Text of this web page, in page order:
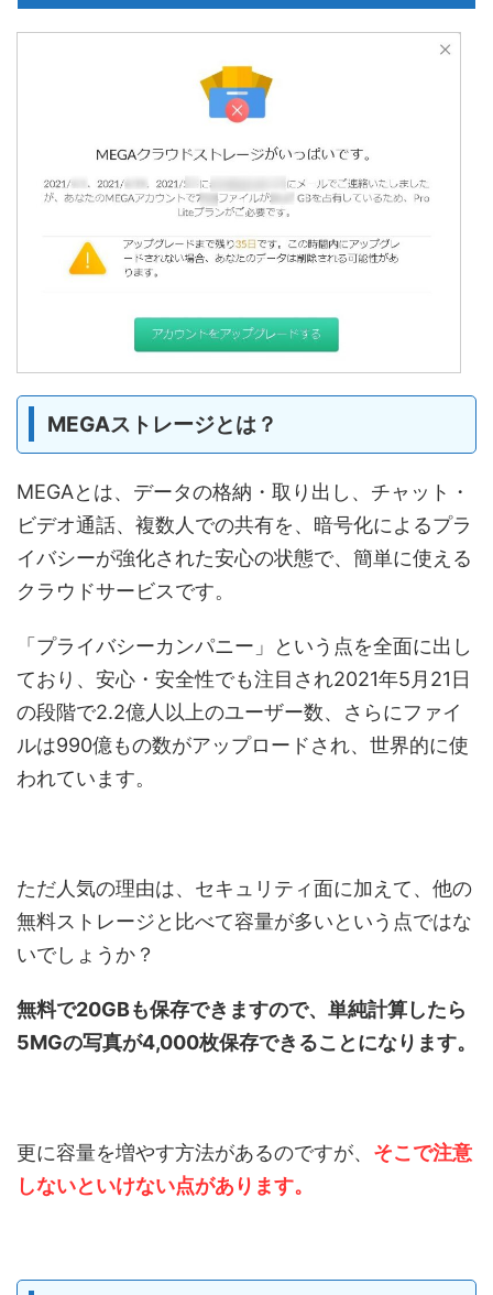
MEGAストレージとは？
MEGAとは、データの格納・取り出し、チャット・
ビデオ通話、複数人での共有を、暗号化によるプラ
イバシーが強化された安心の状態で、簡単に使える
クラウドサービスです。
「プライバシーカンパニー」という点を全面に出し
ており、安心・安全性でも注目され2021年5月21日
の段階で2.2億人以上のユーザー数、さらにファイ
ルは990億もの数がアップロードされ、世界的に使
われています。
ただ人気の理由は、セキュリティ面に加えて、他の
無料ストレージと比べて容量が多いという点ではな
いでしょうか？
無料で20GBも保存できますので、単純計算したら
5MGの写真が4,000枚保存できることになります。
更に容量を増やす方法があるのですが、 そこで注意
しないといけない点があります。